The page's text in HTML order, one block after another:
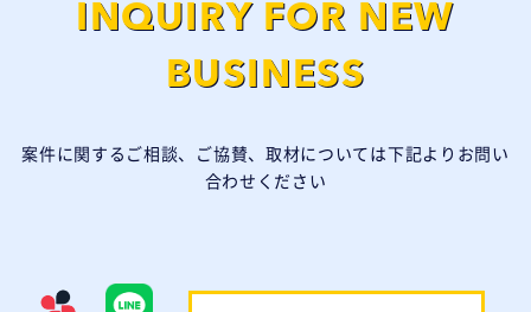
INQUIRY FOR NEW
BUSINESS
案件に関するご相談、ご協賛、取材については下記よりお問い
合わせください